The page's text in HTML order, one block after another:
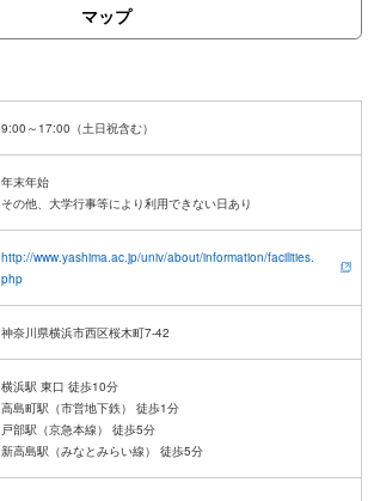
マップ
年末年始
http://www.yashima.ac.jp/univ/about/information/facilities.
php
神奈川県横浜市西区桜木町7-42
横浜駅 東口 徒歩10分
高島町駅（市営地下鉄） 徒歩1分
戸部駅（京急本線） 徒歩5分
新高島駅（みなとみらい線） 徒歩5分